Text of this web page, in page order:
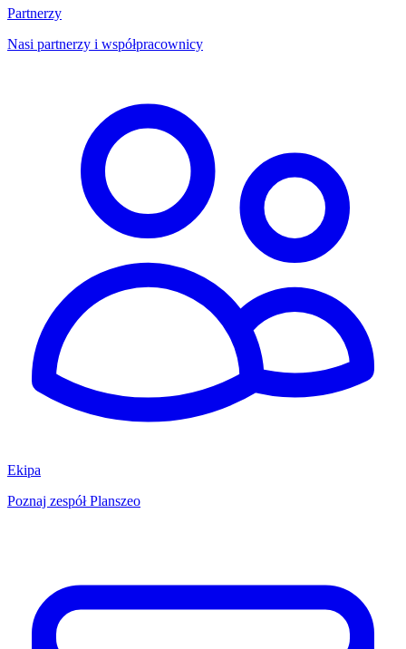
Partnerzy
Nasi partnerzy i współpracownicy
Ekipa
Poznaj zespół Planszeo